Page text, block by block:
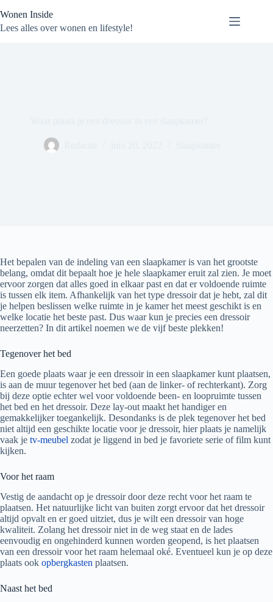
naar
de
Wonen Inside
Lees alles over wonen en lifestyle!
Het bepalen van de indeling van een slaapkamer is van het grootste
belang, omdat dit bepaalt hoe je hele slaapkamer eruit zal zien. Je moet
ervoor zorgen dat alles goed in elkaar past en dat er voldoende ruimte
is tussen elk item. Afhankelijk van het type dressoir dat je hebt, zal dit
je helpen beslissen welke ruimte in je kamer het meest geschikt is en
welke locatie het beste past. Dus waar kun je precies een dressoir
neerzetten? In dit artikel noemen we de vijf beste plekken!
Tegenover het bed
Een goede plaats waar je een dressoir in een slaapkamer kunt plaatsen,
is aan de muur tegenover het bed (aan de linker- of rechterkant). Zorg
bij deze optie echter wel voor voldoende been- en loopruimte tussen
het bed en het dressoir. Deze lay-out maakt het handiger en
gemakkelijker toegankelijk. Desondanks is de plek tegenover het bed
niet altijd een geschikte locatie voor je dressoir, hier plaats je namelijk
vaak je tv-meubel zodat je liggend in bed je favoriete serie of film kunt
kijken.
Voor het raam
Vestig de aandacht op je dressoir door deze recht voor het raam te
plaatsen. Het natuurlijke licht van buiten zorgt ervoor dat het dressoir
altijd opvalt en er goed uitziet, dus je wilt een dressoir van hoge
kwaliteit. Zolang het dressoir niet in de weg staat en de lades
eenvoudig en ongehinderd kunnen worden geopend, is het plaatsen
van een dressoir voor het raam helemaal oké. Eventueel kun je op deze
plaats ook opbergkasten plaatsen.
Naast het bed